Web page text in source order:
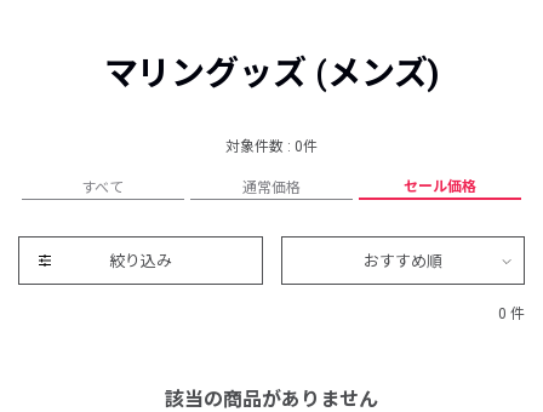
マリングッズ (メンズ)
対象件数 : 0件
すべて 通常価格 セール価格
絞り込み おすすめ順
0 件
該当の商品がありません